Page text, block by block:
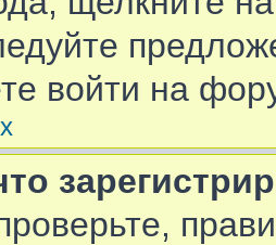
войти на